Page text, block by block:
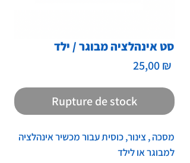
סט אינהלציה מבוגר / ילד
25,00 ₪
Rupture de stock
מסכה , צינור, כוסית עבור מכשיר אינהלציה
למבוגר או לילד